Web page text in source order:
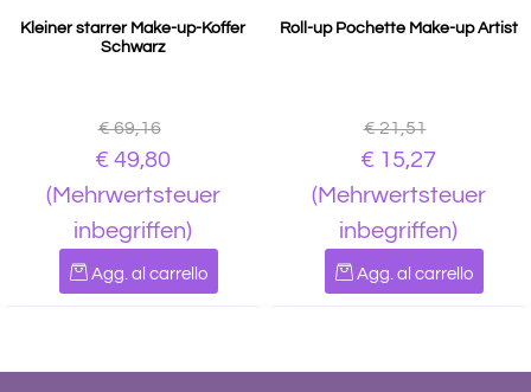
Kleiner starrer Make-up-Koffer
Schwarz
€ 69,16
€ 49,80
(Mehrwertsteuer
inbegriffen)
Agg. al carrello
Roll-up Pochette Make-up Artist
€ 21,51
€ 15,27
(Mehrwertsteuer
inbegriffen)
Agg. al carrello